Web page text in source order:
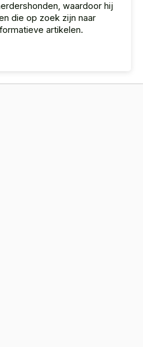
waardoor hij
die op zoek zijn naar
artikelen.